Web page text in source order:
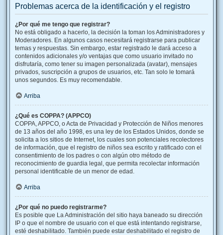
Problemas acerca de la identificación y el registro
¿Por qué me tengo que registrar?
No está obligado a hacerlo, la decisión la toman los Administradores y
Moderadores. En algunos casos necesitará registrarse para publicar
temas y respuestas. Sin embargo, estar registrado le dará acceso a
contenidos adicionales y/o ventajas que como usuario invitado no
disfrutaría, como tener su imagen personalizada (avatar), mensajes
privados, suscripción a grupos de usuarios, etc. Tan solo le tomará
unos segundos. Es muy recomendable.
Arriba
¿Qué es COPPA? (APPCO)
COPPA, APPCO, o Acta de Privacidad y Protección de Niños menores
de 13 años del año 1998, es una ley de los Estados Unidos, donde se
solicita a los sitios de Internet, los cuales son potenciales recolectores
de información, que el registro de niños sea escrito y ratificado con el
consentimiento de los padres o con algún otro método de
reconocimiento de guardia legal, que permita recolectar información
personal identificable de un menor de edad.
Arriba
¿Por qué no puedo registrarme?
Es posible que La Administración del sitio haya baneado su dirección
IP o que el nombre de usuario con el que está intentando registrarse,
esté deshabilitado. También puede estar deshabilitado el registro de